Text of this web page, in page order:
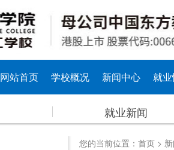
网站首页 学校概况 新闻中心 就
就业新闻
您的当前位置： 首页 >